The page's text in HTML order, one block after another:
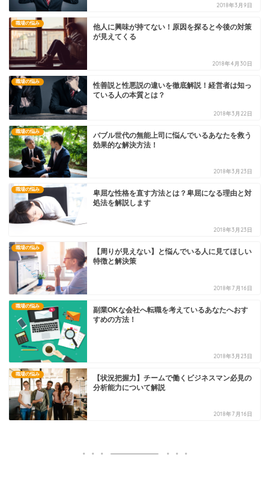
2018年3月9日
職場の悩み
他人に興味が持てない！原因を探ると今後の対策
が見えてくる
2018年4月30日
職場の悩み
性善説と性悪説の違いを徹底解説！経営者は知っ
ている人の本質とは？
2018年3月22日
職場の悩み
バブル世代の無能上司に悩んでいるあなたを救う
効果的な解決方法！
2018年3月23日
職場の悩み
卑屈な性格を直す方法とは？卑屈になる理由と対
処法を解説します
2018年3月23日
職場の悩み
【周りが見えない】と悩んでいる人に見てほしい
特徴と解決策
2018年7月16日
職場の悩み
副業OKな会社へ転職を考えているあなたへおす
すめの方法！
2018年3月23日
職場の悩み
【状況把握力】チームで働くビジネスマン必見の
分析能力について解説
2018年7月16日